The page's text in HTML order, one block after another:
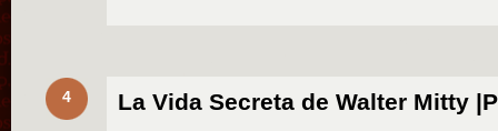
4
La Vida Secreta de Walter Mitty